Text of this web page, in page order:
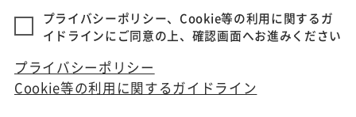
プライバシーポリシー、Cookie等の利用に関するガ
イドラインにご同意の上、確認画面へお進みください
プライバシーポリシー
Cookie等の利用に関するガイドライン